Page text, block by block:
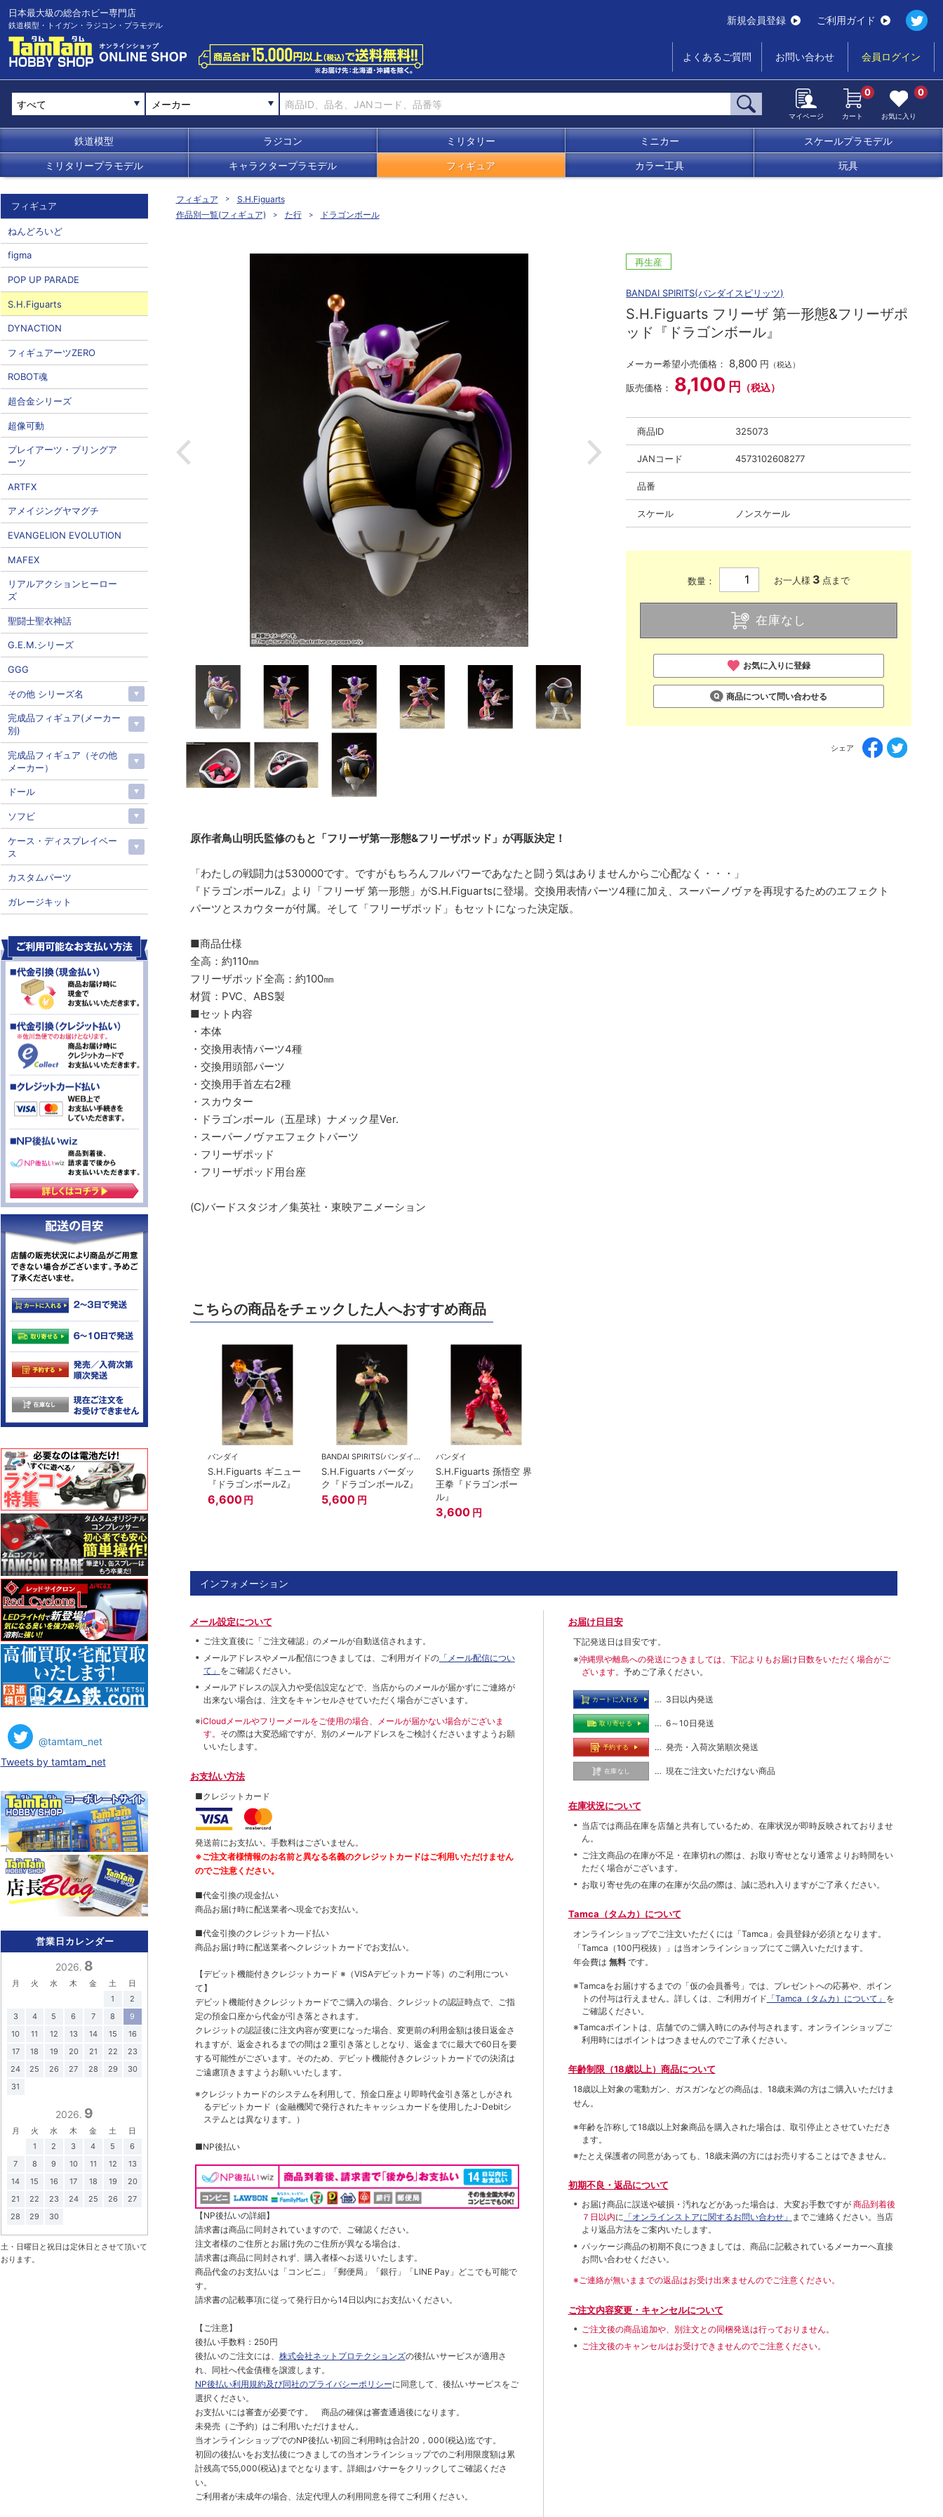
日本最大級の総合ホビー専門店
鉄道模型・トイガン・ラジコン・プラモデル 新規会員登録 ご利用ガイド
よくあるご質問 お問い合わせ 会員ログイン
メーカー
マイページ カート
0
お気に入り
0
鉄道模型 ラジコン ミリタリー ミニカー スケールプラモデル
ミリタリープラモデル キャラクタープラモデル フィギュア カラー工具 玩具
フィギュア
S.H.Figuarts
作品別一覧(フィギュア)
た行 ドラゴンボール
再生産
BANDAI SPIRITS(バンダイスピリッツ)
S.H.Figuarts フリーザ 第一形態&フリーザポ
ッド『ドラゴンボール』
メーカー希望小売価格： 8,800 円 （税込）
販売価格： 8,100 円 （税込）
商品ID 325073
JANコード 4573102608277
品番
スケール ノンスケール
数量： お一人様 3 点まで
在庫なし
お気に入りに登録
商品について問い合わせる
シェア
原作者鳥山明氏監修のもと「フリーザ第一形態&フリーザポッド」が再販決定！
「わたしの戦闘力は530000です。ですがもちろんフルパワーであなたと闘う気はありませんからご心配なく・・・」
『ドラゴンボールZ』より「フリーザ 第一形態」がS.H.Figuartsに登場。交換用表情パーツ4種に加え、スーパーノヴァを再現するためのエフェクト
パーツとスカウターが付属。そして「フリーザポッド」もセットになった決定版。
■商品仕様
全高：約110㎜
フリーザポッド全高：約100㎜
材質：PVC、ABS製
■セット内容
・本体
・交換用表情パーツ4種
・交換用頭部パーツ
・交換用手首左右2種
・スカウター
・ドラゴンボール（五星球）ナメック星Ver.
・スーパーノヴァエフェクトパーツ
・フリーザポッド
・フリーザポッド用台座
(C)バードスタジオ／集英社・東映アニメーション
こちらの商品をチェックした人へおすすめ商品
バンダイ
S.H.Figuarts ギニュー
『ドラゴンボールZ』
6,600 円
BANDAI SPIRITS(バンダイスピリッツ)
S.H.Figuarts バーダッ
ク『ドラゴンボールZ』
5,600 円
バンダイ
S.H.Figuarts 孫悟空 界
王拳『ドラゴンボー
ル』
3,600 円
インフォメーション
メール設定について
ご注文直後に「ご注文確認」のメールが自動送信されます。
メールアドレスやメール配信につきましては、ご利用ガイドの「メール配信につい
て」 をご確認ください。
メールアドレスの誤入力や受信設定などで、当店からのメールが届かずにご連絡が
出来ない場合は、注文をキャンセルさせていただく場合がございます。
※iCloudメールやフリーメールをご使用の場合、メールが届かない場合がございま
す。 その際は大変恐縮ですが、別のメールアドレスをご検討くださいますようお願
いいたします。
お支払い方法
■クレジットカード
発送前にお支払い。手数料はございません。
※ご注文者様情報のお名前と異なる名義のクレジットカードはご利用いただけません
のでご注意ください。
■代金引換の現金払い
商品お届け時に配送業者へ現金でお支払い。
■代金引換のクレジットカ―ド払い
商品お届け時に配送業者へクレジットカードでお支払い。
【デビット機能付きクレジットカード ※（VISAデビットカード等） のご利用につい
て】
デビット機能付きクレジットカードでご購入の場合、クレジットの認証時点で、ご指
定の預金口座から代金が引き落とされます。
クレジットの認証後に注文内容が変更になった場合、変更前の利用金額は後日返金さ
れますが、返金されるまでの間は２重引き落としとなり、返金までに最大で60日を要
する可能性がございます。そのため、デビット機能付きクレジットカードでの決済は
ご遠慮頂きますようお願いいたします。
※クレジットカードのシステムを利用して、預金口座より即時代金引き落としがされ
るデビットカード（金融機関で発行されたキャッシュカードを使用したJ-Debitシ
ステムとは異なります。）
■NP後払い
【NP後払いの詳細】
請求書は商品に同封されていますので、ご確認ください。
注文者様のご住所とお届け先のご住所が異なる場合は、
請求書は商品に同封されず、購入者様へお送りいたします。
商品代金のお支払いは「コンビニ」「郵便局」「銀行」「LINE Pay」どこでも可能で
す。
請求書の記載事項に従って発行日から14日以内にお支払いください。
【ご注意】
後払い手数料：250円
後払いのご注文には、 株式会社ネットプロテクションズの後払いサービスが適用さ
れ、同社へ代金債権を譲渡します。
NP後払い利用規約及び同社のプライバシーポリシーに同意して、後払いサービスをご
選択ください。
お支払いには審査が必要です。 商品の確保は審査通過後になります。
未発売（ご予約）はご利用いただけません。
当オンラインショップでのNP後払い初回ご利用時は合計20，000(税込)迄です。
初回の後払いをお支払後につきましての当オンラインショップでのご利用限度額は累
計残高で55,000(税込)までとなります。詳細はバナーをクリックしてご確認くださ
い。
ご利用者が未成年の場合、法定代理人の利用同意を得てご利用ください。
お届け日目安
下記発送日は目安です。
※沖縄県や離島への発送につきましては、下記よりもお届け日数をいただく場合がご
ざいます。 予めご了承ください。
カートに入れる … 3日以内発送
取り寄せる … 6～10日発送
予約する … 発売・入荷次第順次発送
在庫なし … 現在ご注文いただけない商品
在庫状況について
当店では商品在庫を店舗と共有しているため、在庫状況が即時反映されておりませ
ん。
ご注文商品の在庫が不足・在庫切れの際は、お取り寄せとなり通常よりお時間をい
ただく場合がございます。
お取り寄せ先の在庫の在庫が欠品の際は、誠に恐れ入りますがご了承ください。
Tamca（タムカ）について
オンラインショップでご注⽂いただくには「Tamca」会員登録が必須となります。
「Tamca （100円税抜）
」は当オンラインショップにてご購⼊いただけます。
年会費は 無料 です。
※Tamcaをお届けするまでの「仮の会員番号」では、プレゼントへの応募や、ポイン
トの付与は⾏えません。詳しくは、ご利⽤ガイド 「Tamca（タムカ）について」 を
ご確認ください。
※Tamcaポイントは、店舗でのご購⼊時にのみ付与されます。オンラインショップご
利用時にはポイントはつきませんのでご了承ください。
年齢制限（18歳以上）商品について
18歳以上対象の電動ガン、ガスガンなどの商品は、18歳未満の方はご購入いただけま
せん。
※年齢を詐称して18歳以上対象商品を購入された場合は、取引停止とさせていただき
ます。
※たとえ保護者の同意があっても、18歳未満の方にはお売りすることはできません。
初期不良・返品について
お届け商品に誤送や破損・汚れなどがあった場合は、大変お手数ですが 商品到着後
７日以内に 「オンラインストアに関するお問い合わせ」 までご連絡ください。当店
より返品方法をご案内いたします。
パッケージ商品の初期不良につきましては、商品に記載されているメーカーへ直接
お問い合わせください。
※ご連絡が無いままでの返品はお受け出来ませんのでご注意ください。
ご注文内容変更・キャンセルについて
ご注文後の商品追加や、別注文との同梱発送は行っておりません。
ご注文後のキャンセルはお受けできませんのでご注意ください。
フィギュア
ねんどろいど
figma
POP UP PARADE
S.H.Figuarts
DYNACTION
フィギュアーツZERO
ROBOT魂
超合金シリーズ
超像可動
プレイアーツ・ブリングア
ーツ
ARTFX
アメイジングヤマグチ
EVANGELION EVOLUTION
MAFEX
リアルアクションヒーロー
ズ
聖闘士聖衣神話
G.E.M.シリーズ
GGG
その他 シリーズ名
完成品フィギュア(メーカー
別)
完成品フィギュア（その他
メーカー）
ドール
ソフビ
ケース・ディスプレイベー
ス
カスタムパーツ
ガレージキット
@tamtam_net
Tweets by tamtam_net
営業日カレンダー
2026. 8
月 火 水 木 金 土
日
1
2
3
4 5 6 7 8
9
10
11 12 13 14 15
16
17
18 19 20 21 22
23
24
25 26 27 28 29
30
31
2026. 9
月 火 水 木 金 土
日
1
2 3 4 5
6
7
8 9 10 11 12
13
14
15 16 17 18 19
20
21
22 23 24 25 26
27
28
29 30
土・日曜日と祝日は定休日とさせて頂いて
おります。